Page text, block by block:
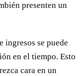
presenten un
ingresos se puede
en el tiempo. Esto
cara en un